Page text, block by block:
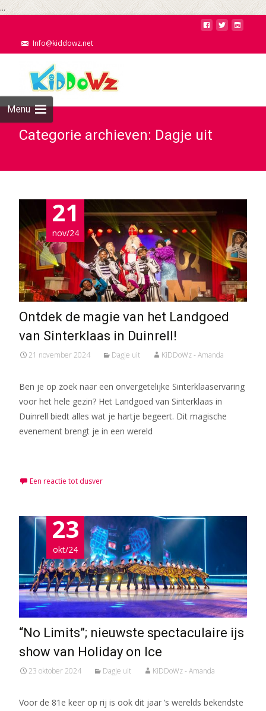
...
Info@kiddowz.net
Menu
Categorie archieven: Dagje uit
21
nov/24
Ontdek de magie van het Landgoed
van Sinterklaas in Duinrell!
21 november 2024 Dagje uit KiDDoWz - Amanda
Ben je op zoek naar een onvergetelijke Sinterklaaservaring
voor het hele gezin? Het Landgoed van Sinterklaas in
Duinrell biedt alles wat je hartje begeert. Dit magische
evenement brengt je in een wereld
Een reactie tot dusver
23
okt/24
“No Limits”; nieuwste spectaculaire ijs
show van Holiday on Ice
23 oktober 2024 Dagje uit KiDDoWz - Amanda
Voor de 81e keer op rij is ook dit jaar ’s werelds bekendste